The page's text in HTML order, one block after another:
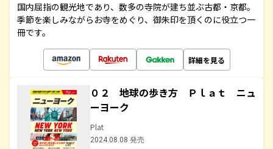
国内屈指の観光地であり、数多の寺院が建ち並ぶ古都・京都。
季節を楽しみながらお寺をめぐり、御朱印を頂くのに役立つ一
冊です。
詳細を見る
０２ 地球の歩き方 Ｐｌａｔ ニュ
ーヨーク
Plat
2024.08.08 発売